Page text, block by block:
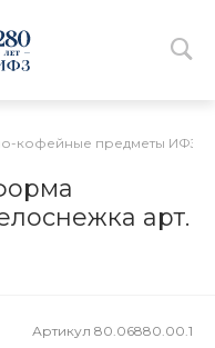
кофейные предметы ИФЗ
арт.
Артикул 80.06880.00.1